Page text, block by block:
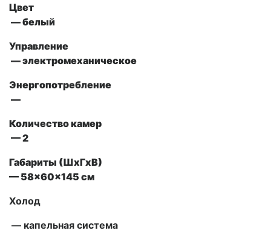
Цвет
— белый
Управление
— электромеханическое
Энергопотребление
—
Количество камер
— 2
Габариты (ШxГxВ)
— 58x60x145 см
Холод
— капельная система